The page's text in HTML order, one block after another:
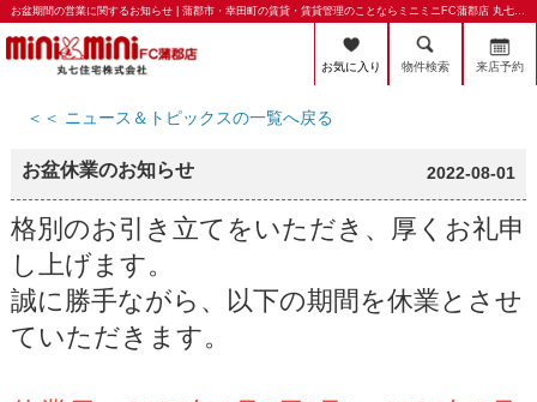
お盆期間の営業に関するお知らせ | 蒲郡市・幸田町の賃貸・賃貸管理のことならミニミニFC蒲郡店 丸七住宅株式会社
お気に入り 物件検索 来店予約
＜＜ ニュース＆トピックスの一覧へ戻る
お盆休業のお知らせ 2022-08-01
格別のお引き立てをいただき、厚くお礼申
し上げます。
誠に勝手ながら、以下の期間を休業とさせ
ていただきます。